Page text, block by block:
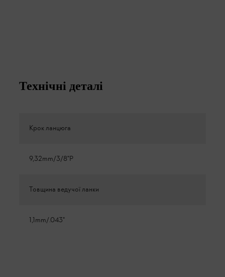
Технічні деталі
Крок ланцюга
9,32mm/3/8"P
Товщина ведучої ланки
1,1mm/.043"